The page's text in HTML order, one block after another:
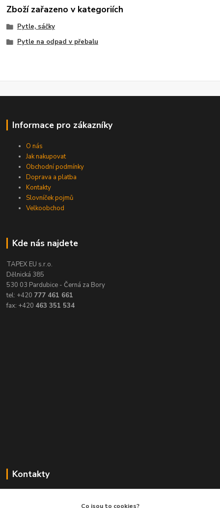
Zboží zařazeno v kategoriích
Pytle, sáčky
Pytle na odpad v přebalu
Informace pro zákazníky
O nás
Jak nakupovat
Obchodní podmínky
Doprava a platba
Kontakty
Slovníček pojmů
Velkoobchod
Kde nás najdete
TAPEX EU s.r.o.
Dělnická 385
530 03 Pardubice - Černá za Bory
tel: +420 777 461 661
fax: +420 463 351 534
Kontakty
Co jsou to cookies?